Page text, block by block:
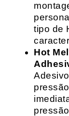
tipo de
Hot